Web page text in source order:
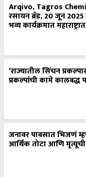
Arqivo, Tagros
रसायन ब्रँड, 20 जून 2025
भव्य कार्यक्रमात
‘राज्यातील सिंचन
प्रकल्पांची कामे कालबद्ध
जनावर पावसात भिजणं
आर्थिक तोटा आणि